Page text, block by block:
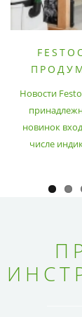
Новости
новинок
числе